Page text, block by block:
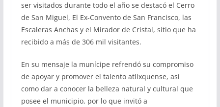
ser visitados durante todo el año se destacó el Cerro
de San Miguel, El Ex-Convento de San Francisco, las
Escaleras Anchas y el Mirador de Cristal, sitio que ha
recibido a más de 306 mil visitantes.
En su mensaje la munícipe refrendó su compromiso
de apoyar y promover el talento atlixquense, así
como dar a conocer la belleza natural y cultural que
posee el municipio, por lo que invitó a